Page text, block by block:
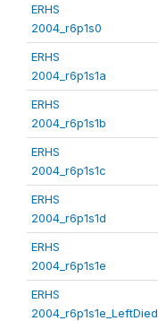
ERHS
2004_r6p1s0
ERHS
2004_r6p1s1a
ERHS
2004_r6p1s1b
ERHS
2004_r6p1s1c
ERHS
2004_r6p1s1d
ERHS
2004_r6p1s1e
ERHS
2004_r6p1s1e_LeftDied